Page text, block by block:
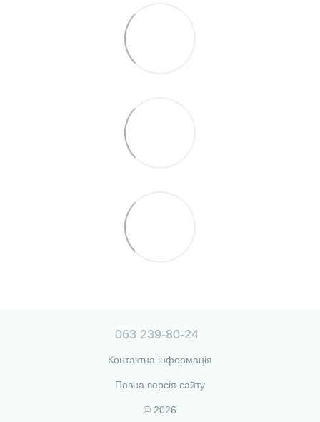
063 239-80-24
Контактна інформація
Повна версія сайту
© 2026